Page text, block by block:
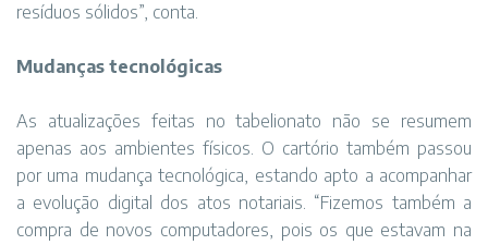
resíduos sólidos”, conta.
Mudanças tecnológicas
As atualizações feitas no tabelionato não se resumem
apenas aos ambientes físicos. O cartório também passou
por uma mudança tecnológica, estando apto a acompanhar
a evolução digital dos atos notariais. “Fizemos também a
compra de novos computadores, pois os que estavam na